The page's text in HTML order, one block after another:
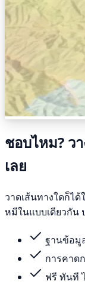
ชอบไหม? ว
เลย
วาดเส้นทางใดก็ไ
หมีในแบบเดียวกัน
ฐานข้อมู
การคาด
ฟรี ทันที